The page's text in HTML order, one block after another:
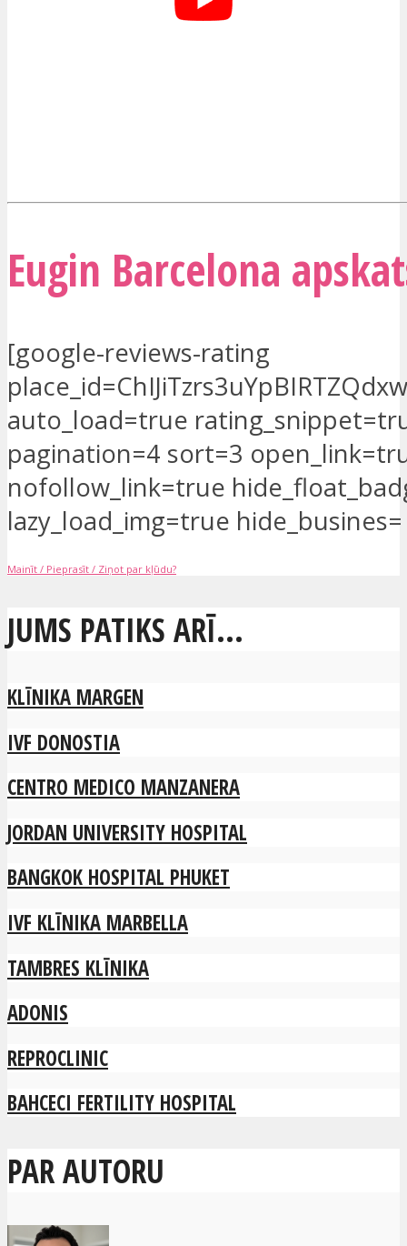
Eugin Barcelona
[google-reviews-rating
auto_load=true
pagination=4 sort=3
nofollow_link=true
lazy_load_img=true hide_busines=
Mainīt / Pieprasīt / Ziņot par kļūdu?
JUMS PATIKS ARĪ...
KLĪNIKA MARGEN
IVF DONOSTIA
CENTRO MEDICO MANZANERA
JORDAN UNIVERSITY HOSPITAL
BANGKOK HOSPITAL PHUKET
IVF KLĪNIKA MARBELLA
TAMBRES KLĪNIKA
ADONIS
REPROCLINIC
BAHCECI FERTILITY HOSPITAL
PAR AUTORU